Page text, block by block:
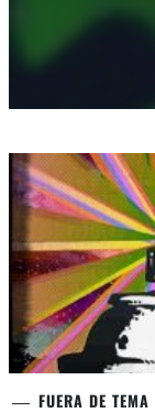
FUERA DE TEMA